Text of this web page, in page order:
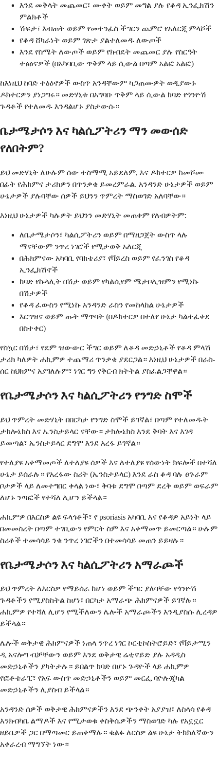
እንደ መቅላት መጨመር፣ ሙቀት ወይም መግል ያሉ የቆዳ ኢንፌክሽን
ምልክቶች
ሽፍታ፣ እብጠት ወይም የመተንፈስ ችግርን ጨምሮ የአለርጂ ምላሾች
የቆዳ ሸካራነት ወይም ገጽታ ያልተለመዱ ለውጦች
እንደ የስሜት ለውጦች ወይም የክብደት መጨመር ያሉ የስርዓት
ተፅዕኖዎች (በአካባቢው ጥቅም ላይ ሲውል በጣም አልፎ አልፎ)
ከእነዚህ ከባድ ተፅዕኖዎች ውስጥ አንዳቸውም ካጋጠሙዎት ወዲያውኑ
ዶክተርዎን ያነጋግሩ። መድሃኒቱ በአግባቡ ጥቅም ላይ ሲውል ከባድ የጎንዮሽ
ጉዳቶች የተለመዱ እንዳልሆኑ ያስታውሱ።
ቤታሜታሶን እና ካልሲፖትሪን ማን መውሰድ
የለበትም?
ይህ መድሃኒት ለሁሉም ሰው ተስማሚ አይደለም, እና ዶክተርዎ ከመሾሙ
በፊት የሕክምና ታሪክዎን በጥንቃቄ ይመረምራል. አንዳንድ ሁኔታዎች ወይም
ሁኔታዎች ያሉባቸው ሰዎች ይህንን ጥምረት ማስወገድ አለባቸው።
እነዚህ ሁኔታዎች ካሉዎት ይህንን መድሃኒት መጠቀም የለብዎትም:
ለቤታሜታሶን፣ ካልሲፖትሪን ወይም በማዘጋጀት ውስጥ ላሉ
ማናቸውም ንጥረ ነገሮች የሚታወቅ አለርጂ
በሕክምናው አካባቢ የባክቴሪያ፣ የቫይረስ ወይም የፈንገስ የቆዳ
ኢንፌክሽኖች
ከባድ የኩላሊት በሽታ ወይም የካልሲየም ሜታቦሊዝምን የሚነኩ
በሽታዎች
የቆዳ ፈውስን የሚነኩ አንዳንድ ራስን የመከላከል ሁኔታዎች
እርግዝና ወይም ጡት ማጥባት (በዶክተርዎ በተለየ ሁኔታ ካልተፈቀደ
በስተቀር)
የስኳር በሽታ፣ የደም ዝውውር ችግር ወይም ለቆዳ መድኃኒቶች የቆዳ ምላሽ
ታሪክ ካለዎት ሐኪምዎ ተጨማሪ ጥንቃቄ ያደርጋል። እነዚህ ሁኔታዎች በራስ-
ሰር ከህክምና አያገለሉም፣ ነገር ግን የቅርብ ክትትል ያስፈልጋቸዋል።
የቤታሜታሶን እና ካልሲፖትሪን የንግድ ስሞች
ይህ ጥምረት መድሃኒት በበርካታ የንግድ ስሞች ይገኛል፣ በጣም የተለመዱት
ታክሎኔክስ እና ኤንስታይላር ናቸው። ታክሎኔክስ እንደ ቅባት እና እገዳ
ይመጣል፣ ኤንስታይላር ደግሞ እንደ አረፋ ይገኛል።
የተለያዩ አቀማመጦች ለተለያዩ ሰዎች እና ለተለያዩ የሰውነት ክፍሎች በተሻለ
ሁኔታ ይሰራሉ። የአረፋው ስሪት (ኤንስታይላር) እንደ ራስ ቆዳ ባሉ ፀጉራም
ቦታዎች ላይ ለመተግበር ቀላል ነው፣ ቅባቱ ደግሞ በጣም ደረቅ ወይም ወፍራም
ለሆኑ ንጣፎች የተሻለ ሊሆን ይችላል።
ሐኪምዎ በእርስዎ ልዩ ፍላጎቶች፣ የ psoriasis አካባቢ እና የቆዳዎ አይነት ላይ
በመመስረት በጣም ተገቢውን የምርት ስም እና አቀማመጥ ይመርጣል። ሁሉም
ስሪቶች ተመሳሳይ ንቁ ንጥረ ነገሮችን በተመሳሳይ መጠን ይይዛሉ።
የቤታሜታሶን እና ካልሲፖትሪን አማራጮች
ይህ ጥምረት ለእርስዎ የማይሰራ ከሆነ ወይም ችግር ያለባቸው የጎንዮሽ
ጉዳቶችን የሚያስከትል ከሆነ፣ በርካታ አማራጭ ሕክምናዎች ይገኛሉ።
ሐኪምዎ የተሻለ ሊሆን የሚችለውን ሌሎች አማራጮችን እንዲያስሱ ሊረዳዎ
ይችላል።
ሌሎች ወቅታዊ ሕክምናዎች ነጠላ ንጥረ ነገር ኮርቲኮስትሮይድ፣ የቫይታሚን
ዲ አናሎግ ብቻቸውን ወይም እንደ ወቅታዊ ሬቲኖይድ ያሉ አዳዲስ
መድኃኒቶችን ያካትታሉ። ይበልጥ ከባድ በሆኑ ጉዳዮች ላይ ሐኪምዎ
የፎቶቴራፒ፣ የአፍ ውስጥ መድኃኒቶችን ወይም መርፌ ባዮሎጂካል
መድኃኒቶችን ሊያስብ ይችላል።
አንዳንድ ሰዎች ወቅታዊ ሕክምናዎችን እንደ ጭንቀት አያያዝ፣ ለስላሳ የቆዳ
እንክብካቤ ልማዶች እና የሚታወቁ ቀስቅሴዎችን ማስወገድ ካሉ የአኗኗር
ዘይቤዎች ጋር በማጣመር ይጠቀማሉ። ቁልፉ ለርስዎ ልዩ ሁኔታ ትክክለኛውን
አቀራረብ ማግኘት ነው።